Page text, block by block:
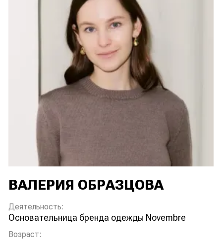
ВАЛЕРИЯ ОБРАЗЦОВА
Деятельность:
основательница бренда одежды Novembre
Возраст: